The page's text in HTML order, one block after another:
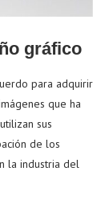
gráfico
para adquirir
que ha
sus
de los
la industria del